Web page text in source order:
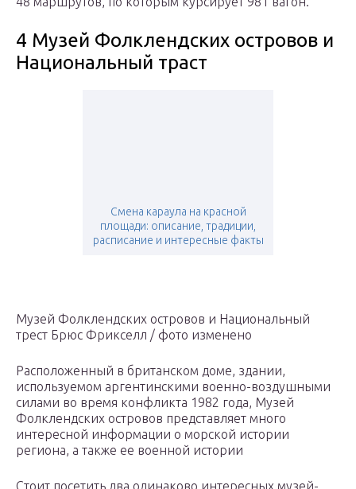
4 Музей Фолклендских островов и
Национальный траст
Смена караула на красной
площади: описание, традиции,
расписание и интересные факты
Музей Фолклендских островов и Национальный
трест Брюс Фрикселл / фото изменено
Расположенный в британском доме, здании,
используемом аргентинскими военно-воздушными
силами во время конфликта 1982 года, Музей
Фолклендских островов представляет много
интересной информации о морской истории
региона, а также ее военной истории
Стоит посетить два одинаково интересных музей-